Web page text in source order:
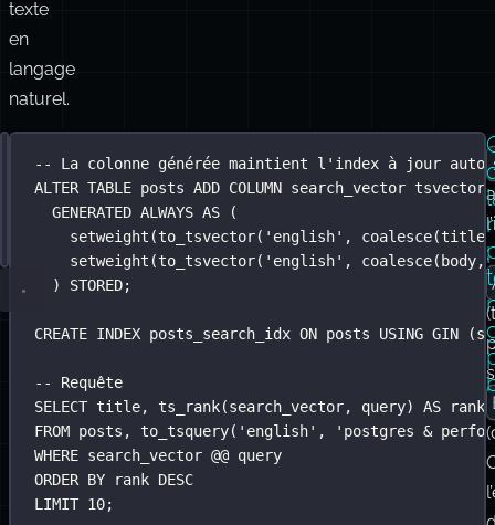
indexée
et
classée
sur
du
texte
langage
WHERE search_vector @@ to_tsquery( 'english', '
AND published_at
Configuration
de
recherche
plein
texte
-- La colonne générée maintient l'index à jour
ALTER
TABLE posts ADD COLUMN search_vector tsvector
setweight(to_tsvector(
setweight(to_tsvector( 'english' , coalesce
) STORED;
CREATE INDEX posts_search_idx GIN